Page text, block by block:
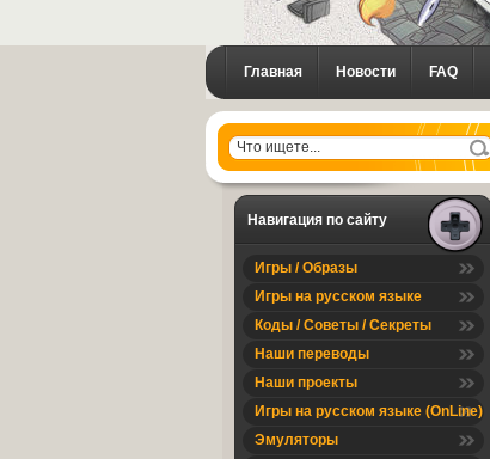
Главная Новости FAQ
Навигация по сайту
Игры / Образы
Игры на русском языке
Коды / Советы / Секреты
Наши переводы
Наши проекты
Игры на русском языке (OnLine)
Эмуляторы